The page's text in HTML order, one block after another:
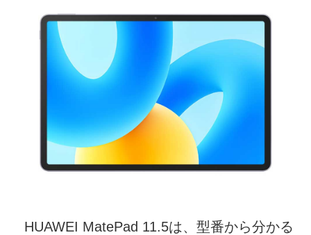
HUAWEI MatePad 11.5は、型番から分かる